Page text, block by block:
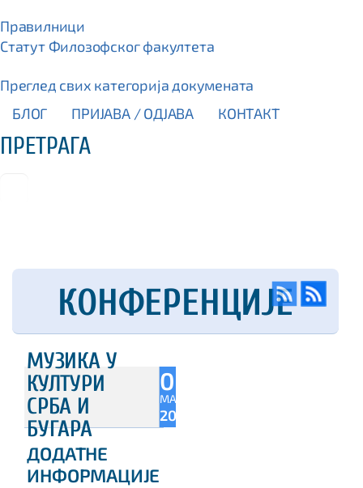
Правилници
Статут Филозофског факултета
Преглед свих категорија докумената
БЛОГ ПРИЈАВА / OДЈАВА КОНТАКТ
ПРЕТРАГА
КОНФЕРЕНЦИЈЕ
МУЗИКА У
КУЛТУРИ
СРБА И
БУГАРА
05
МАЈ
2017
ДОДАТНЕ
ИНФОРМАЦИЈЕ